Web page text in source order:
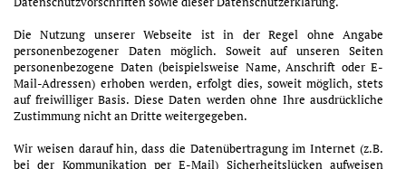
Die Nutzung unserer Webseite ist in der Regel ohne Angabe
personenbezogener Daten möglich. Soweit auf unseren Seiten
personenbezogene Daten (beispielsweise Name, Anschrift oder E-
Mail-Adressen) erhoben werden, erfolgt dies, soweit möglich, stets
auf freiwilliger Basis. Diese Daten werden ohne Ihre ausdrückliche
Zustimmung nicht an Dritte weitergegeben.
Wir weisen darauf hin, dass die Datenübertragung im Internet (z.B.
bei der Kommunikation per E-Mail) Sicherheitslücken aufweisen